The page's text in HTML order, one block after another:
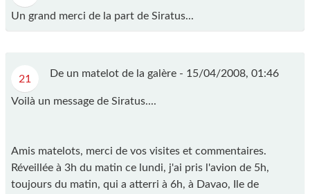
Un grand merci de la part de Siratus...
21 De un matelot de la galère - 15/04/2008, 01:46
Voilà un message de Siratus....
Amis matelots, merci de vos visites et commentaires.
Réveillée à 3h du matin ce lundi, j'ai pris l'avion de 5h,
toujours du matin, qui a atterri à 6h, à Davao, Ile de